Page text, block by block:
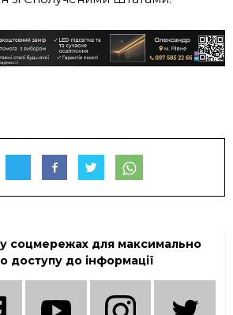
у соцмережах для максимально
доступу до інформації